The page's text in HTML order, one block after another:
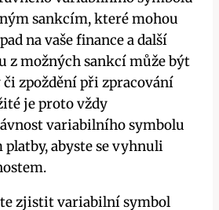
sankcím, které mohou
na vaše finance a další
z možných sankcí může být
zpoždění při zpracování
je proto vždy
variabilního symbolu
abyste se vyhnuli
zjistit variabilní symbol